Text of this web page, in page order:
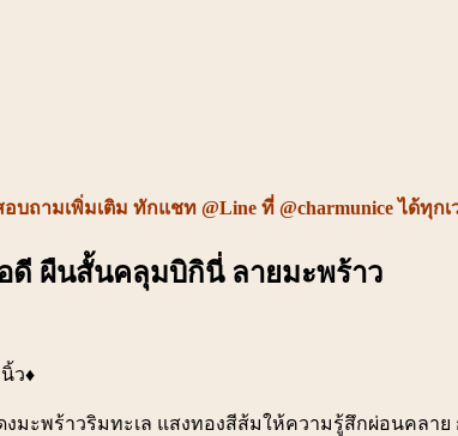
อบถามเพิ่มเติม ทักแชท @Line ที่ @charmunice ได้ทุกเ
อดี ผืนสั้นคลุมบิกินี่ ลายมะพร้าว
ว♦️
งมะพร้าวริมทะเล แสงทองสีส้มให้ความรู้สึกผ่อนคลา